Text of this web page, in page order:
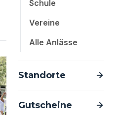
Schule
Vereine
Alle Anlässe
Standorte
Gutscheine